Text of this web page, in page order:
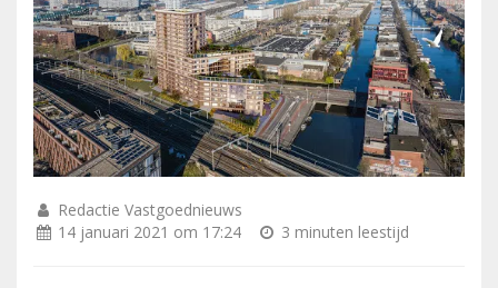
Redactie Vastgoednieuws
14 januari 2021 om 17:24
3 minuten leestijd